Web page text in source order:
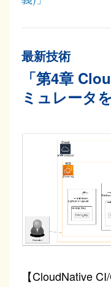
最新技術
「第4章
ミュレータ
【CloudNative